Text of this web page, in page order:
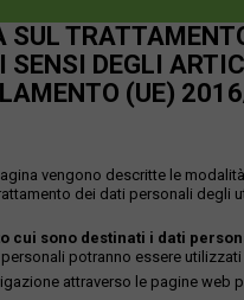
SUL
SENSI DEGLI
(UE)
vengono descritte le
dei dati personali degli
cui sono destinati i dati
potranno essere utilizzati
attraverso le pagine web